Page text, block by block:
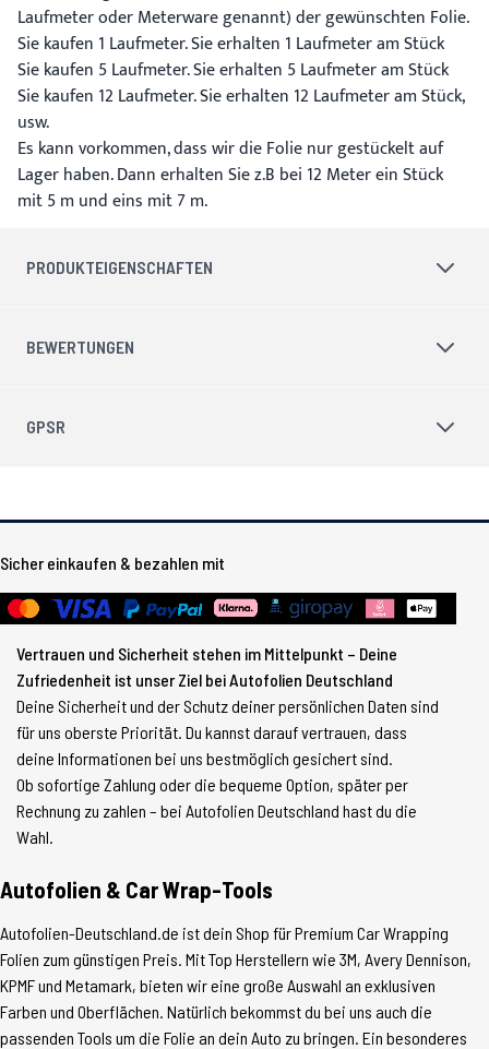
Laufmeter oder Meterware genannt) der gewünschten Folie.
Sie kaufen 1 Laufmeter. Sie erhalten 1 Laufmeter am Stück
Sie kaufen 5 Laufmeter. Sie erhalten 5 Laufmeter am Stück
Sie kaufen 12 Laufmeter. Sie erhalten 12 Laufmeter am Stück,
usw.
Es kann vorkommen, dass wir die Folie nur gestückelt auf
Lager haben. Dann erhalten Sie z.B bei 12 Meter ein Stück
mit 5 m und eins mit 7 m.
PRODUKTEIGENSCHAFTEN
BEWERTUNGEN
GPSR
Sicher einkaufen & bezahlen mit
Vertrauen und Sicherheit stehen im Mittelpunkt – Deine
Zufriedenheit ist unser Ziel bei Autofolien Deutschland
Deine Sicherheit und der Schutz deiner persönlichen Daten sind
für uns oberste Priorität. Du kannst darauf vertrauen, dass
deine Informationen bei uns bestmöglich gesichert sind.
Ob sofortige Zahlung oder die bequeme Option, später per
Rechnung zu zahlen – bei Autofolien Deutschland hast du die
Wahl.
Autofolien & Car Wrap-Tools
Autofolien-Deutschland.de ist dein Shop für Premium Car Wrapping
Folien zum günstigen Preis. Mit Top Herstellern wie 3M, Avery Dennison,
KPMF und Metamark, bieten wir eine große Auswahl an exklusiven
Farben und Oberflächen. Natürlich bekommst du bei uns auch die
passenden Tools um die Folie an dein Auto zu bringen. Ein besonderes